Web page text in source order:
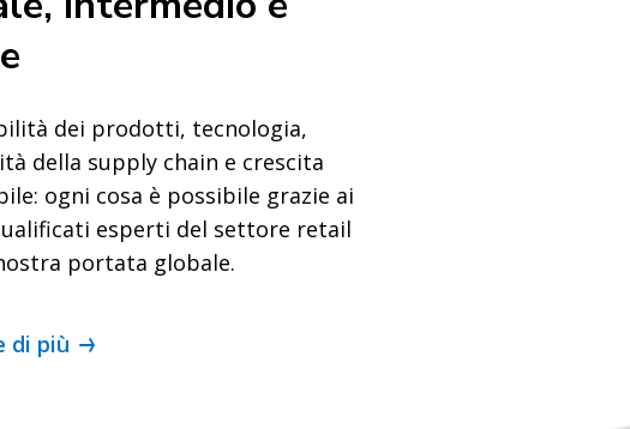
dei prodotti, tecnologia,
della supply chain e crescita
ogni cosa è possibile grazie ai
esperti del settore retail
portata globale.
di più